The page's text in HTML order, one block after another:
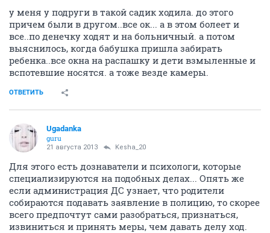
у меня у подруги в такой садик ходила. до этого
причем были в другом..все ок... а в этом болеет и
все..по денечку ходят и на больничный. а потом
выяснилось, когда бабушка пришла забирать
ребенка..все окна на распашку и дети взмыленные и
вспотевшие носятся. а тоже везде камеры.
ОТВЕТИТЬ
Ugadanka
guru
21 августа 2013 Kesha_20
Для этого есть дознаватели и психологи, которые
специализируются на подобных делах... Опять же
если администрация ДС узнает, что родители
собираются подавать заявление в полицию, то скорее
всего предпочтут сами разобраться, признаться,
извиниться и принять меры, чем давать делу ход.